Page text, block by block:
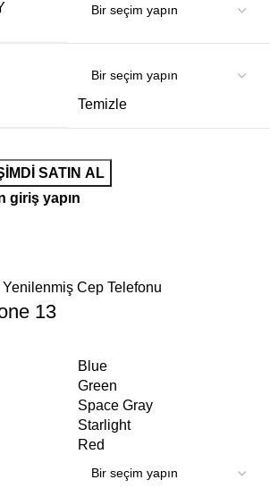
Temizle
SATIN AL
giriş yapın
Yenilenmiş Cep Telefonu
13
Blue
Green
Space Gray
Starlight
Red